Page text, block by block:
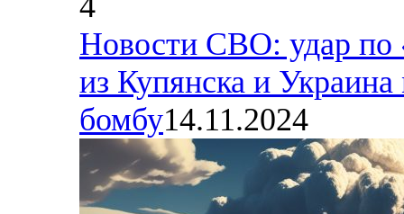
Новости СВО: удар по
из Купянска и
бомбу14.11.2024